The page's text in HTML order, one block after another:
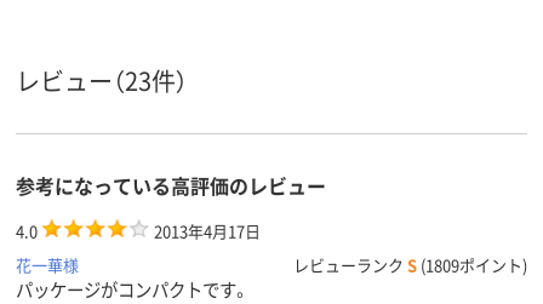
レビュー（23件）
参考になっている高評価のレビュー
4.0
2013年4月17日
花一華様
レビューランク S (1809ポイント)
パッケージがコンパクトです。